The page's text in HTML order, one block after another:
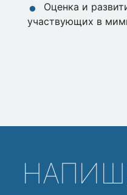
Оценка и
участвующих в